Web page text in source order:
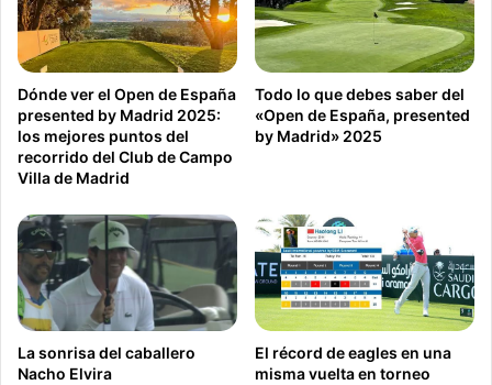
Dónde ver el Open de España
presented by Madrid 2025:
los mejores puntos del
recorrido del Club de Campo
Villa de Madrid
Todo lo que debes saber del
«Open de España, presented
by Madrid» 2025
La sonrisa del caballero
Nacho Elvira
El récord de eagles en una
misma vuelta en torneo